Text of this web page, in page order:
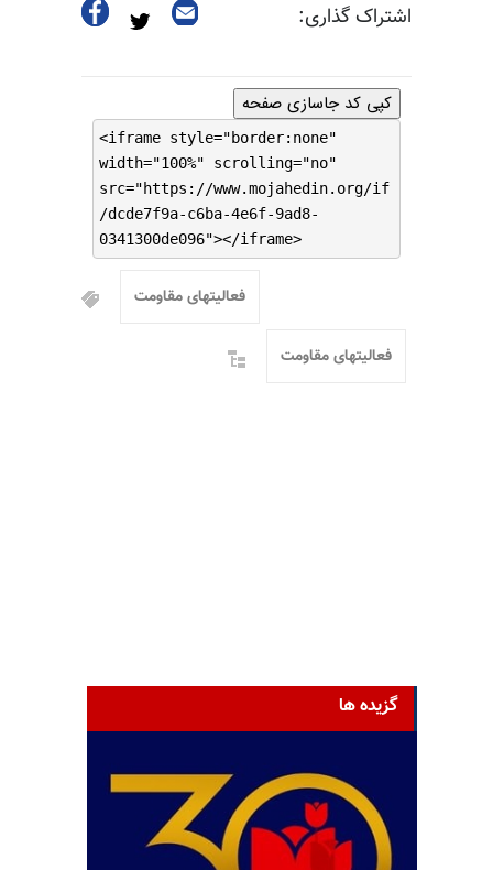
اشتراک گذاری:
کپی کد جاسازی صفحه
<iframe style="border:none"
width="100%" scrolling="no"
src="https://www.mojahedin.org/if
/dcde7f9a-c6ba-4e6f-9ad8-
0341300de096"></iframe>
فعالیتهای مقاومت
فعالیتهای مقاومت
گزیده ها